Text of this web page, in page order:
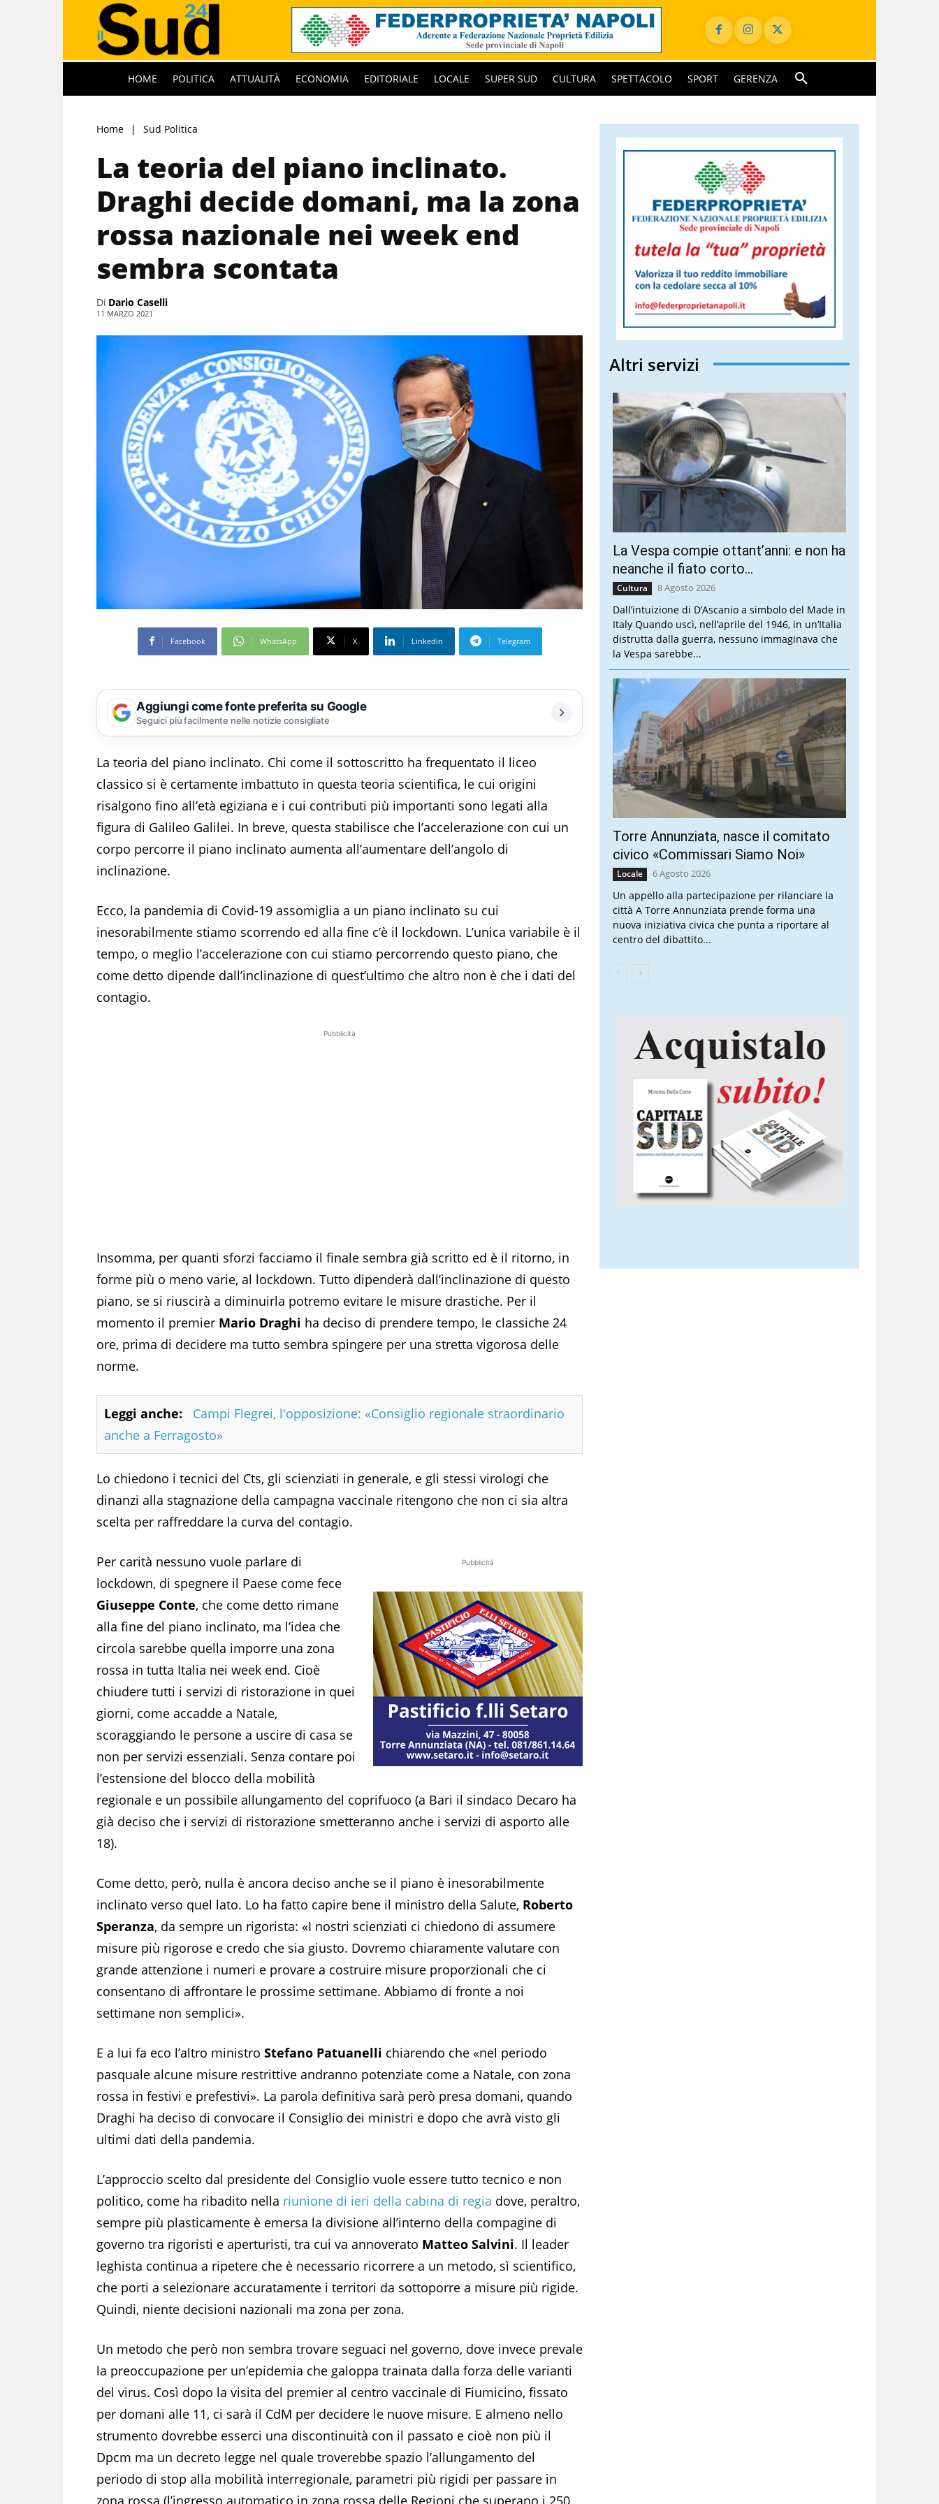
HOME POLITICA ATTUALITÀ ECONOMIA EDITORIALE LOCALE SUPER SUD CULTURA SPETTACOLO SPORT GERENZA
Home Sud Politica
La teoria del piano inclinato.
Draghi decide domani, ma la zona
rossa nazionale nei week end
sembra scontata
Di Dario Caselli
11 MARZO 2021
Facebook WhatsApp X Linkedin Telegram
Aggiungi come fonte preferita su Google
Seguici più facilmente nelle notizie consigliate
La teoria del piano inclinato. Chi come il sottoscritto ha frequentato il liceo
classico si è certamente imbattuto in questa teoria scientifica, le cui origini
risalgono fino all’età egiziana e i cui contributi più importanti sono legati alla
figura di Galileo Galilei. In breve, questa stabilisce che l’accelerazione con cui un
corpo percorre il piano inclinato aumenta all’aumentare dell’angolo di
inclinazione.
Ecco, la pandemia di Covid-19 assomiglia a un piano inclinato su cui
inesorabilmente stiamo scorrendo ed alla fine c’è il lockdown. L’unica variabile è il
tempo, o meglio l’accelerazione con cui stiamo percorrendo questo piano, che
come detto dipende dall’inclinazione di quest’ultimo che altro non è che i dati del
contagio.
Pubblicità
Insomma, per quanti sforzi facciamo il finale sembra già scritto ed è il ritorno, in
forme più o meno varie, al lockdown. Tutto dipenderà dall’inclinazione di questo
piano, se si riuscirà a diminuirla potremo evitare le misure drastiche. Per il
momento il premier Mario Draghi ha deciso di prendere tempo, le classiche 24
ore, prima di decidere ma tutto sembra spingere per una stretta vigorosa delle
norme.
Leggi anche:
Campi Flegrei, l'opposizione: «Consiglio regionale straordinario
anche a Ferragosto»
Lo chiedono i tecnici del Cts, gli scienziati in generale, e gli stessi virologi che
dinanzi alla stagnazione della campagna vaccinale ritengono che non ci sia altra
scelta per raffreddare la curva del contagio.
Pubblicità
Per carità nessuno vuole parlare di
lockdown, di spegnere il Paese come fece
Giuseppe Conte, che come detto rimane
alla fine del piano inclinato, ma l’idea che
circola sarebbe quella imporre una zona
rossa in tutta Italia nei week end. Cioè
chiudere tutti i servizi di ristorazione in quei
giorni, come accadde a Natale,
scoraggiando le persone a uscire di casa se
non per servizi essenziali. Senza contare poi
l’estensione del blocco della mobilità
regionale e un possibile allungamento del coprifuoco (a Bari il sindaco Decaro ha
già deciso che i servizi di ristorazione smetteranno anche i servizi di asporto alle
18).
Come detto, però, nulla è ancora deciso anche se il piano è inesorabilmente
inclinato verso quel lato. Lo ha fatto capire bene il ministro della Salute, Roberto
Speranza, da sempre un rigorista: «I nostri scienziati ci chiedono di assumere
misure più rigorose e credo che sia giusto. Dovremo chiaramente valutare con
grande attenzione i numeri e provare a costruire misure proporzionali che ci
consentano di affrontare le prossime settimane. Abbiamo di fronte a noi
settimane non semplici».
E a lui fa eco l’altro ministro Stefano Patuanelli chiarendo che «nel periodo
pasquale alcune misure restrittive andranno potenziate come a Natale, con zona
rossa in festivi e prefestivi». La parola definitiva sarà però presa domani, quando
Draghi ha deciso di convocare il Consiglio dei ministri e dopo che avrà visto gli
ultimi dati della pandemia.
L’approccio scelto dal presidente del Consiglio vuole essere tutto tecnico e non
politico, come ha ribadito nella riunione di ieri della cabina di regia dove, peraltro,
sempre più plasticamente è emersa la divisione all’interno della compagine di
governo tra rigoristi e aperturisti, tra cui va annoverato Matteo Salvini. Il leader
leghista continua a ripetere che è necessario ricorrere a un metodo, sì scientifico,
che porti a selezionare accuratamente i territori da sottoporre a misure più rigide.
Quindi, niente decisioni nazionali ma zona per zona.
Un metodo che però non sembra trovare seguaci nel governo, dove invece prevale
la preoccupazione per un’epidemia che galoppa trainata dalla forza delle varianti
del virus. Così dopo la visita del premier al centro vaccinale di Fiumicino, fissato
per domani alle 11, ci sarà il CdM per decidere le nuove misure. E almeno nello
strumento dovrebbe esserci una discontinuità con il passato e cioè non più il
Dpcm ma un decreto legge nel quale troverebbe spazio l’allungamento del
periodo di stop alla mobilità interregionale, parametri più rigidi per passare in
zona rossa (l’ingresso automatico in zona rossa delle Regioni che superano i 250
Altri servizi
La Vespa compie ottant’anni: e non ha
neanche il fiato corto…
Cultura 8 Agosto 2026
Dall’intuizione di D’Ascanio a simbolo del Made in
Italy Quando uscì, nell’aprile del 1946, in un’Italia
distrutta dalla guerra, nessuno immaginava che
la Vespa sarebbe...
Torre Annunziata, nasce il comitato
civico «Commissari Siamo Noi»
Locale 6 Agosto 2026
Un appello alla partecipazione per rilanciare la
città A Torre Annunziata prende forma una
nuova iniziativa civica che punta a riportare al
centro del dibattito...